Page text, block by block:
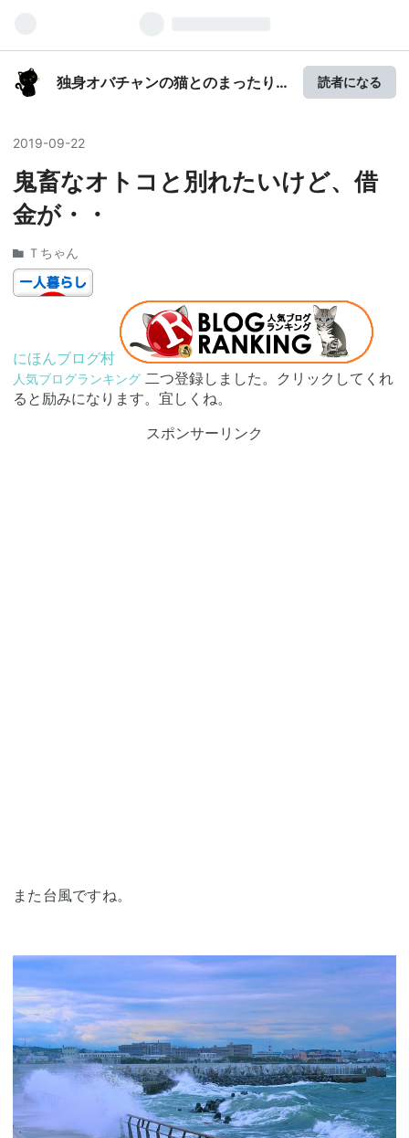
独身オバチャンの猫とのまったり
読者になる
2019-09-22
鬼畜なオトコと別れたいけど、借
金が・・
Ｔちゃん
にほんブログ村
人気ブログランキング 二つ登録しました。クリックしてくれ
ると励みになります。宜しくね。
スポンサーリンク
また台風ですね。